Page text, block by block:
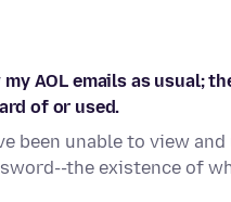
AOL emails as usual;
of or used.
been unable to view
the existence of